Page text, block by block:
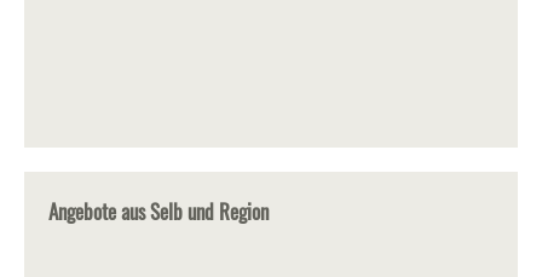
Angebote aus Selb und Region